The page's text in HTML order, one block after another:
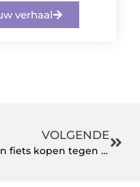
verhaal
VOLGENDE
Een fiets kopen tegen scherpe prijzen doet u bij deze specialisten